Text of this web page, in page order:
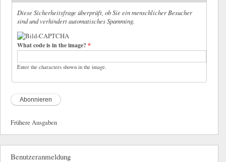
Diese Sicherheitsfrage überprüft, ob Sie ein menschlicher Besucher
sind und verhindert automatisches Spamming.
What code is in the image?*
Enter the characters shown in the image.
Frühere Ausgaben
Benutzeranmeldung